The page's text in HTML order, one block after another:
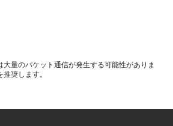
大量のパケット通信が発生する可能性がありま
奨します。